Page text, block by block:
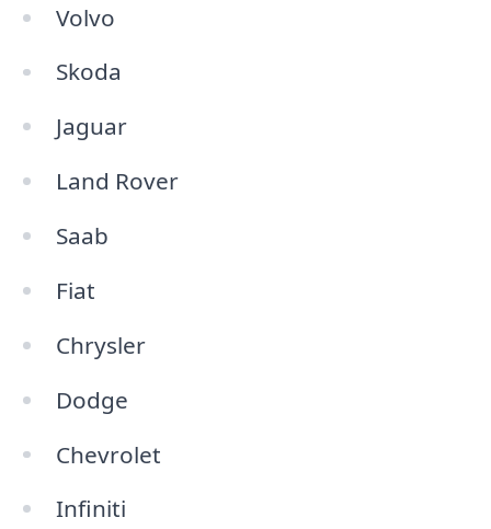
Volvo
Skoda
Jaguar
Land Rover
Saab
Fiat
Chrysler
Dodge
Chevrolet
Infiniti